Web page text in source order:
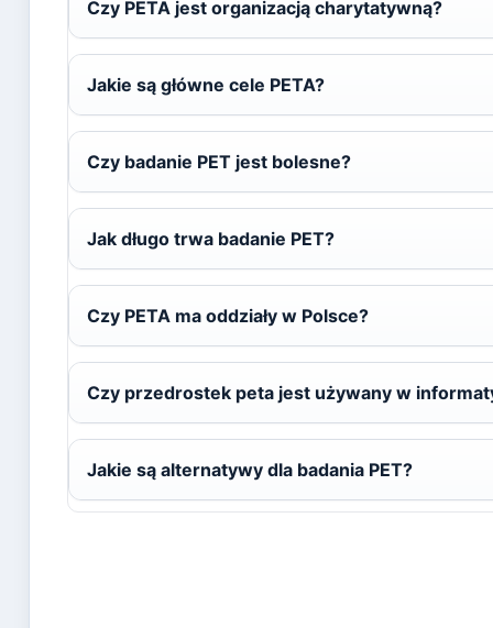
Czy PETA jest organizacją charytatywną?
Jakie są główne cele PETA?
Czy badanie PET jest bolesne?
Jak długo trwa badanie PET?
Czy PETA ma oddziały w Polsce?
Czy przedrostek peta jest używany w
Jakie są alternatywy dla badania PET?